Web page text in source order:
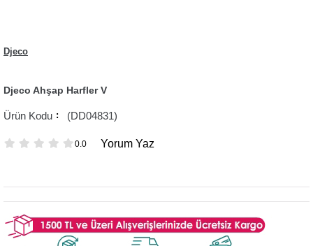
Djeco
Djeco Ahşap Harfler V
(DD04831)
0.0 Yorum Yaz